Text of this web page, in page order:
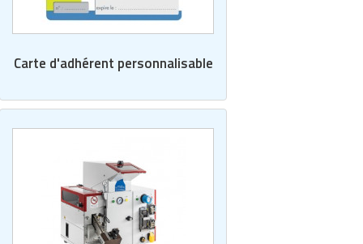
Carte d'adhérent personnalisable